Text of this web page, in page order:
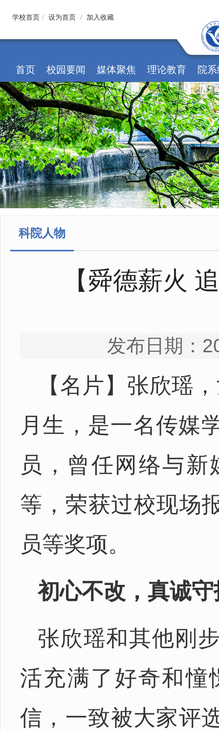
学校首页 / 设为首页 / 加入收藏
首页 校园要闻 媒体聚焦 理论教育 院
科院人物
【舜德薪火
发布日期：
【名片】 张欣瑶
月生，是一名传媒
员，曾任网络与新
等，荣获过校现场
员等奖项。
初心不改，真诚守
张欣瑶和其他刚
活充满了好奇和憧
信，一致被大家评